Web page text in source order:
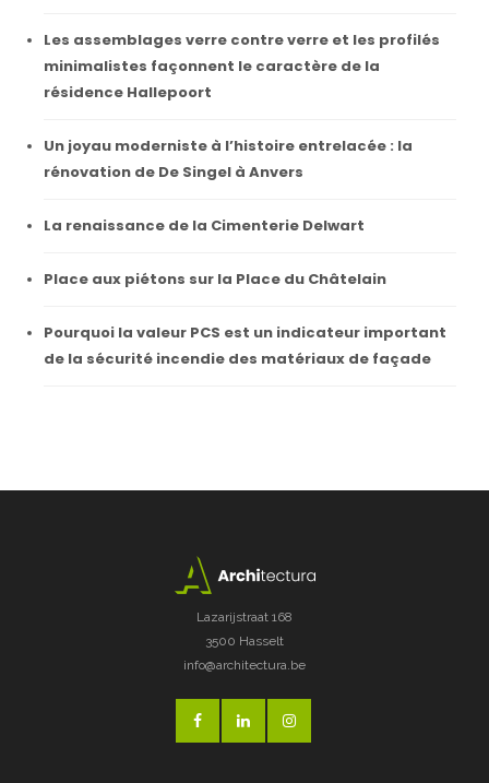
Les assemblages verre contre verre et les profilés
minimalistes façonnent le caractère de la
résidence Hallepoort
Un joyau moderniste à l’histoire entrelacée : la
rénovation de De Singel à Anvers
La renaissance de la Cimenterie Delwart
Place aux piétons sur la Place du Châtelain
Pourquoi la valeur PCS est un indicateur important
de la sécurité incendie des matériaux de façade
Lazarijstraat 168
3500 Hasselt
info@architectura.be